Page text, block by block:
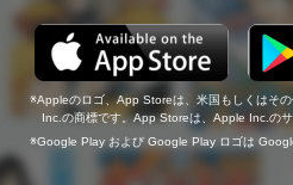
Appleのロゴ、App Storeは、米国もしくはそ
Inc.の商標です。App Storeは、Apple Inc.の
Google Play および Google Play ロゴは